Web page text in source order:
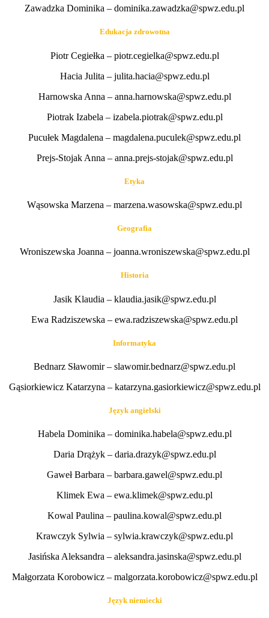
Zawadzka Dominika – dominika.zawadzka@spwz.edu.pl
Edukacja zdrowotna
Piotr Cegiełka – piotr.cegielka@spwz.edu.pl
Hacia Julita – julita.hacia@spwz.edu.pl
Harnowska Anna – anna.harnowska@spwz.edu.pl
Piotrak Izabela – izabela.piotrak@spwz.edu.pl
Pucułek Magdalena – magdalena.puculek@spwz.edu.pl
Prejs-Stojak Anna – anna.prejs-stojak@spwz.edu.pl
Etyka
Wąsowska Marzena – marzena.wasowska@spwz.edu.pl
Geografia
Wroniszewska Joanna – joanna.wroniszewska@spwz.edu.pl
Historia
Jasik Klaudia – klaudia.jasik@spwz.edu.pl
Ewa Radziszewska – ewa.radziszewska@spwz.edu.pl
Informatyka
Bednarz Sławomir – slawomir.bednarz@spwz.edu.pl
Gąsiorkiewicz Katarzyna – katarzyna.gasiorkiewicz@spwz.edu.pl
Język angielski
Habela Dominika – dominika.habela@spwz.edu.pl
Daria Drążyk – daria.drazyk@spwz.edu.pl
Gaweł Barbara – barbara.gawel@spwz.edu.pl
Klimek Ewa – ewa.klimek@spwz.edu.pl
Kowal Paulina – paulina.kowal@spwz.edu.pl
Krawczyk Sylwia – sylwia.krawczyk@spwz.edu.pl
Jasińska Aleksandra – aleksandra.jasinska@spwz.edu.pl
Małgorzata Korobowicz – malgorzata.korobowicz@spwz.edu.pl
Język niemiecki